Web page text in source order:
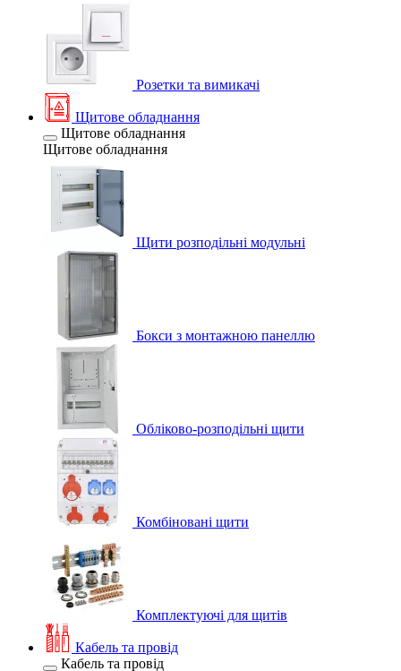
Розетки та вимикачі
Щитове обладнання
Щитове обладнання
Щитове обладнання
Щити розподільні модульні
Бокси з монтажною панеллю
Обліково-розподільні щити
Комбіновані щити
Комплектуючі для щитів
Кабель та провід
Кабель та провід